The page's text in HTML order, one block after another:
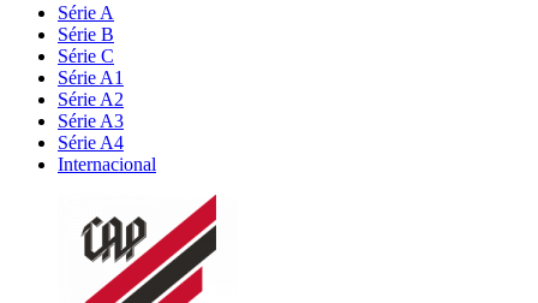
Série A
Série B
Série C
Série A1
Série A2
Série A3
Série A4
Internacional